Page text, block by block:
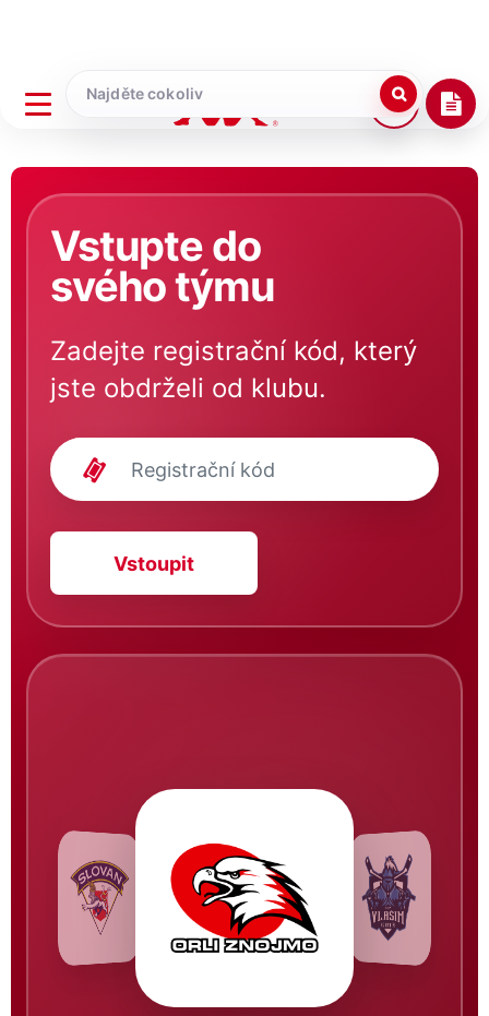
Vstupte do
svého týmu
Zadejte registrační kód, který
jste obdrželi od klubu.
Vstoupit